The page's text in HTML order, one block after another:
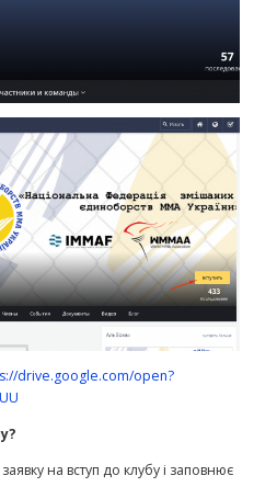
drive.google.com/open?
на вступ до клубу і заповнює